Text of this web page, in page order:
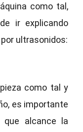
como tal,
ir explicando
ultrasonidos:
como tal y
es importante
alcance la